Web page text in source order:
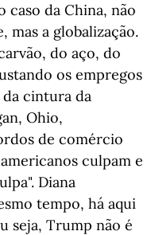
caso da China, não
mas a globalização.
do aço, do
os empregos
cintura da
Ohio,
de comércio
culpam e
Diana
tempo, há aqui
seja, Trump não é